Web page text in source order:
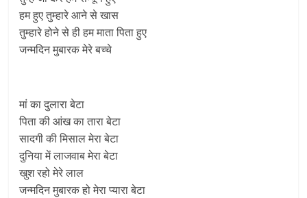
हम हुए तुम्हारे आने से खास
तुम्हारे होने से ही हम माता पिता हुए
जन्मदिन मुबारक मेरे बच्चे
मां का दुलारा बेटा
पिता की आंख का तारा बेटा
सादगी की मिसाल मेरा बेटा
दुनिया में लाजवाब मेरा बेटा
खुश रहो मेरे लाल
जन्मदिन मुबारक हो मेरा प्यारा बेटा